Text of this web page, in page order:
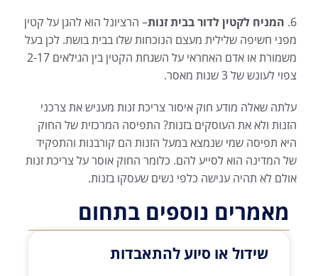
6. המניח לקטין לדור בבית זנות– הרציונל הוא להגן על קטין
מפני חשיפה שלילית מעצם הנוכחות שלו בבית בושת. לכן בעל
משמורת או אדם האחראי על השגחת הקטין בין הגילאים 2-17
צפוי לעונש של 3 שנות מאסר.
עלתה שאלה מודע חוק איסור צריכת זנות מעניש את צרכני
הזנות ולא את העוסקים בזנות? התפיסה המרכזית של החוק
היא תפיסה שמי שנמצא במעל הזנות הם קורבנות והתפקיד
של המדינה הוא לסייע להם. כלומר החוק אוסר על צריכת זנות
אולם לא תהיה ענישה כלפי נשים שעסקו בזנות.
מאמרים נוספים בתחום
שידול או סיוע להתאבדות